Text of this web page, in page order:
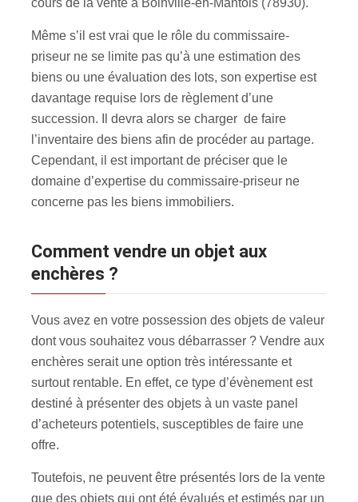
Même s’il est vrai que le rôle du commissaire-
priseur ne se limite pas qu’à une estimation des
biens ou une évaluation des lots, son expertise est
davantage requise lors de règlement d’une
succession. Il devra alors se charger de faire
l’inventaire des biens afin de procéder au partage.
Cependant, il est important de préciser que le
domaine d’expertise du commissaire-priseur ne
concerne pas les biens immobiliers.
Comment vendre un objet aux
enchères ?
Vous avez en votre possession des objets de valeur
dont vous souhaitez vous débarrasser ? Vendre aux
enchères serait une option très intéressante et
surtout rentable. En effet, ce type d’évènement est
destiné à présenter des objets à un vaste panel
d’acheteurs potentiels, susceptibles de faire une
offre.
Toutefois, ne peuvent être présentés lors de la vente
que des objets qui ont été évalués et estimés par un